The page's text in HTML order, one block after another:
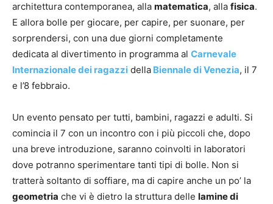
architettura contemporanea, alla matematica, alla fisica.
E allora bolle per giocare, per capire, per suonare, per
sorprendersi, con una due giorni completamente
dedicata al divertimento in programma al Carnevale
Internazionale dei ragazzi della Biennale di Venezia, il 7
e l’8 febbraio.
Un evento pensato per tutti, bambini, ragazzi e adulti. Si
comincia il 7 con un incontro con i più piccoli che, dopo
una breve introduzione, saranno coinvolti in laboratori
dove potranno sperimentare tanti tipi di bolle. Non si
tratterà soltanto di soffiare, ma di capire anche un po’ la
geometria che vi è dietro la struttura delle lamine di